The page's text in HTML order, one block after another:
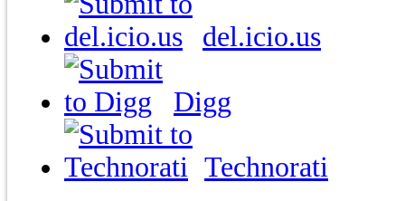
del.icio.us
Digg
Technorati